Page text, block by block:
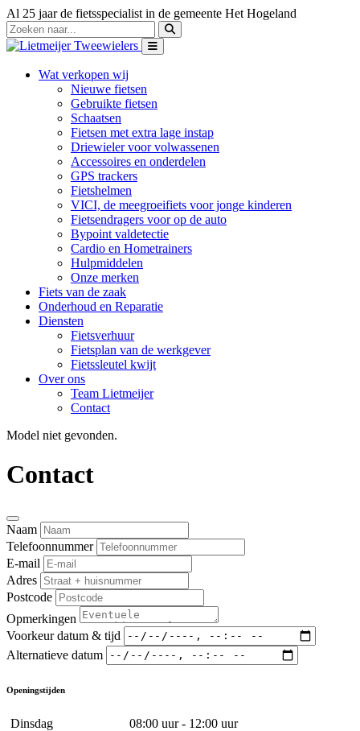
Al 25 jaar de fietsspecialist in de gemeente Het Hogeland
Wat verkopen wij
Nieuwe fietsen
Gebruikte fietsen
Schaatsen
Fietsen met extra lage instap
Driewieler voor volwassenen
Accessoires en onderdelen
GPS trackers
Fietshelmen
VICI, de meegroeifiets voor jonge kinderen
Fietsendragers voor op de auto
Bypoint valdetectie
Cardio en Hometrainers
Hulpmiddelen
Onze merken
Fiets van de zaak
Onderhoud en Reparatie
Diensten
Fietsverhuur
Fietsplan van de werkgever
Fietssleutel kwijt
Over ons
Team Lietmeijer
Contact
Model niet gevonden.
Contact
Naam
Telefoonnummer
E-mail
Adres
Postcode
Opmerkingen
Voorkeur datum & tijd
Alternatieve datum
Openingstijden
Dinsdag
08:00 uur - 12:00 uur